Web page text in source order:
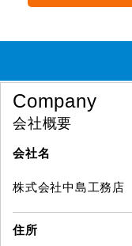
Company
会社概要
会社名
株式会社中島工務店
住所